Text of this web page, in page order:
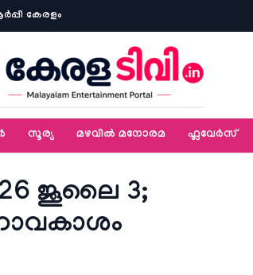
കേരളം
സൂര്യ മഴവിൽ മനോരമ ഫ്ലവേര്‍സ്
ജൂലൈ 3;